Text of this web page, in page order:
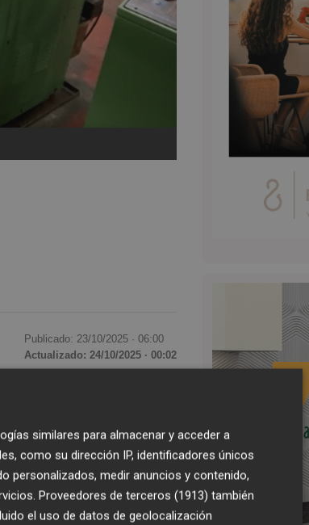
Publicado: 23/10/2025 · 06:00
Actualizado: 24/10/2025 · 00:02
llegar a su fin de forma
680 lotes de
informa su propia web.
los activos de la textil
similares para almacenar y acceder a
como su dirección IP, identificadores únicos
personalizados, medir anuncios y contenido,
Proveedores de terceros (1913) también
el uso de datos de geolocalización